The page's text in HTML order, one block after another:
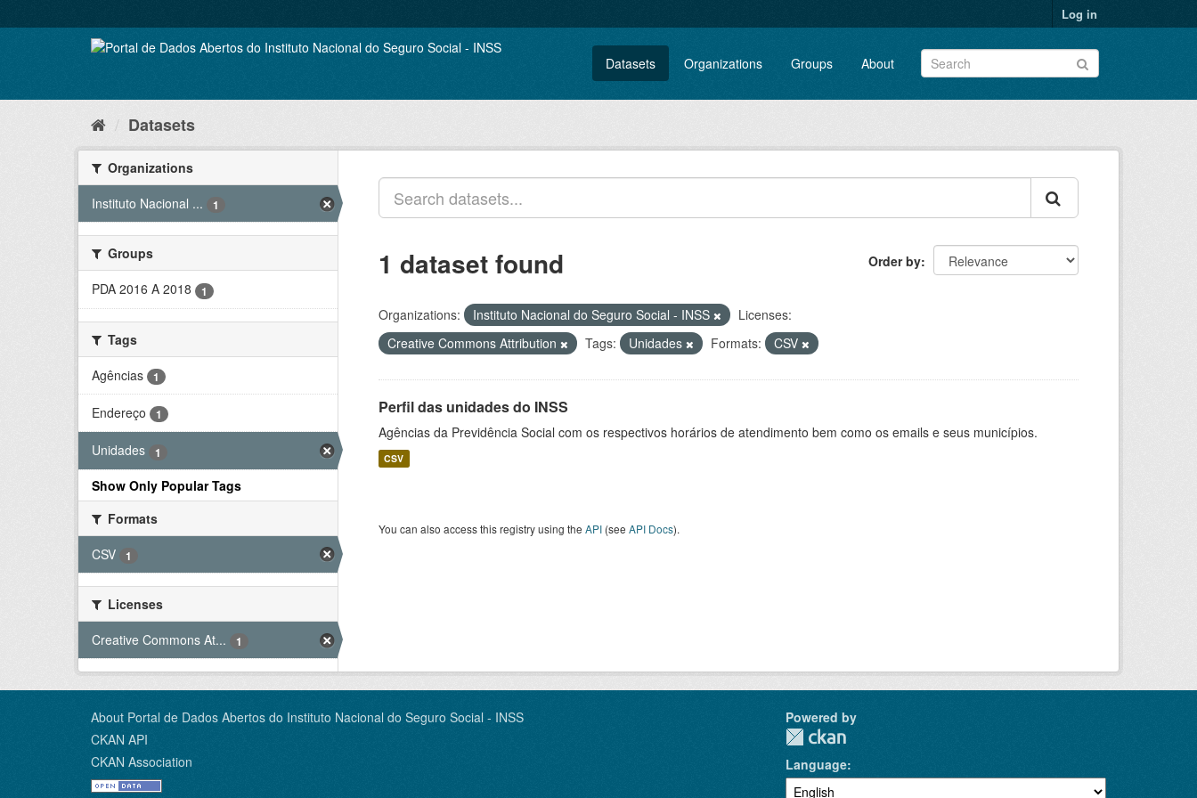
to
Log in
Datasets Organizations Groups About
Datasets
Organizations
Instituto Nacional ...
1
Groups
PDA 2016 A 2018
1
Tags
Agências
1
Endereço 1
Unidades 1
Show Only Popular Tags
Formats
CSV
1
Licenses
Creative Commons At...
1
Order by
1 dataset found
Organizations: Instituto Nacional do Seguro Social - INSS
Licenses:
Creative Commons Attribution
Tags: Unidades Formats: CSV
Perfil das unidades do INSS
Agências da Previdência Social com os respectivos horários de atendimento bem como os emails e seus municípios.
CSV
You can also access this registry using the API (see API Docs).
About Portal de Dados Abertos do Instituto Nacional do Seguro Social - INSS
CKAN API
CKAN Association
Powered by
Language